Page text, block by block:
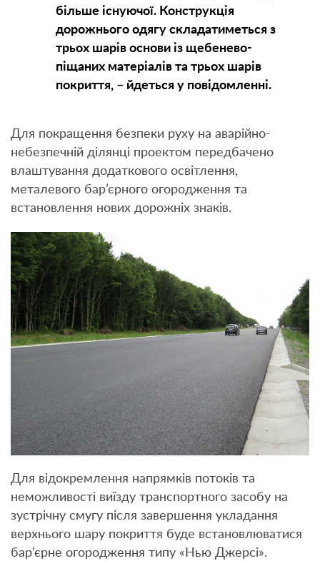
більше існуючої. Конструкція
дорожнього одягу складатиметься з
трьох шарів основи із щебенево-
піщаних матеріалів та трьох шарів
покриття, – йдеться у повідомленні.
Для покращення безпеки руху на аварійно-
небезпечній ділянці проектом передбачено
влаштування додаткового освітлення,
металевого бар’єрного огородження та
встановлення нових дорожніх знаків.
Для відокремлення напрямків потоків та
неможливості виїзду транспортного засобу на
зустрічну смугу після завершення укладання
верхнього шару покриття буде встановлюватися
бар’єрне огородження типу «Нью Джерсі».